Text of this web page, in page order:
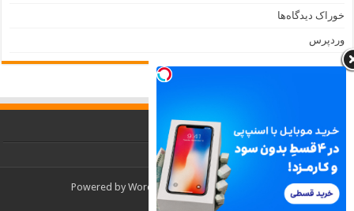
خوراک دیدگاه‌ها
وردپرس
Powered by WordPress | Designed by